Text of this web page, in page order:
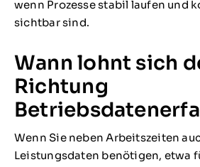
wenn Prozesse stabil laufen und
sichtbar sind.
Wann lohnt sich
Richtung
Wenn Sie neben Arbeitszeiten
Leistungsdaten benötigen, etwa